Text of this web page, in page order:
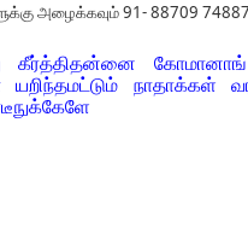
அழைக்கவும் 91- 88709
கீர்த்திதன்னை கோமானாங்
நாதாக்கள்